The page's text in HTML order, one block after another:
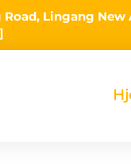
Road, Lingang